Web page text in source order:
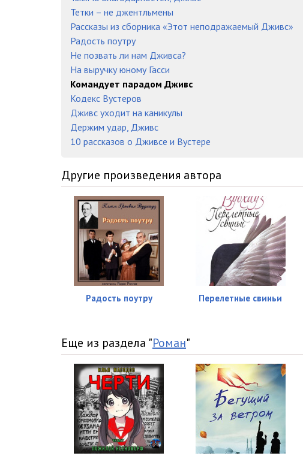
Тетки – не джентльмены
Рассказы из сборника «Этот неподражаемый Дживс»
Радость поутру
Не позвать ли нам Дживса?
На выручку юному Гасси
Командует парадом Дживс
Кодекс Вустеров
Дживс уходит на каникулы
Держим удар, Дживс
10 рассказов о Дживсе и Вустере
Другие произведения автора
Радость поутру Перелетные свиньи
Еще из раздела "Роман"